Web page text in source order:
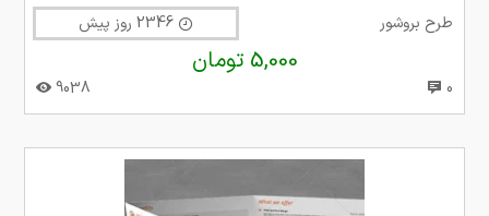
طرح بروشور
5,000 تومان
0
9038